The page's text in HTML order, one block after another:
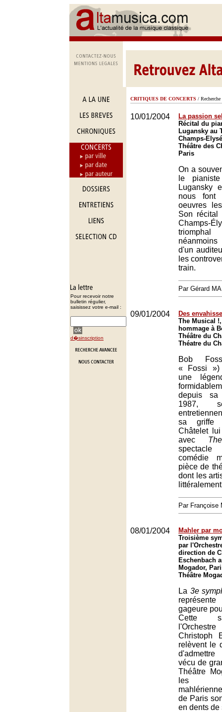
Pour recevoir notre
bulletin régulier,
saisissez votre e-mail :
d�sinscription
CRITIQUES DE CONCERTS / Recherche
10/01/2004
La passion
Récital du
Lugansky au
Champs-
Théâtre des
Paris
On a
le
Lugansky
nous font
oeuvres
Son récital
d'un
les
train.
Par Gérard
09/01/2004
Des
The Musical
hommage à
Théâtre du
Théatre du
Bob
« Fossi »)
une
depuis sa
1987,
sa griffe
Châtelet
avec
comédie
pièce de
dont les
Par Françoise
08/01/2004
Mahler par
Troisième
par
direction de
Eschenbach
Mogador,
Théâtre
La 3e
gageure
Cette
Christoph
relèvent le
vécu de
Théâtre
les
de Paris
en dents de